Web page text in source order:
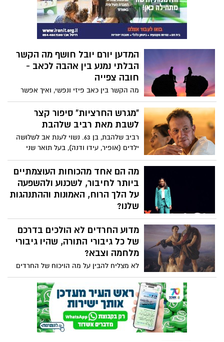
המדען יורם יובל חושף מה הקשר
הבלתי נמנע בין אהבה לכאב -
חובה צפייה
מה הקשר בין כאב פיזי ונפשי, ואיך אפשר
להקל על שניהם? הרצאתו של המדען יורם
יובל חושפת כיצד חוויות האהבה, האובדן
והכאב שלך שלובות זה בזה. יובל שופך אור
והקולטנים לאופיואידים במוח שלך כדי להקל
על סבל פיזי ורגשי - ומראה כיצד הקשר הזה
בריאות הנפש ורווחה.
"מגרש החרציות" סיפור קצר
לשבת מאת רביב שלהבת
רביב שלהבת, בן 63. נשוי לענת אב לשלושה
ילדים (אופיר, עידו ודנה), בעל תואר שני
בחינוך, מורה ורכז הספורט במקיף ז' ומורה
בבית הספר "גוונים" לחינוך מיוחד משתף את
אשדוד נט בסיפור קצר לשבת פרי עטו "מגרש
החרציות"
מה הם אחד מהכוחות העוצמתיים
ביותר לחיבור, לשכנוע ולהשפעה
על הלך הרוח, האמונות וההתנהגות
שלנו?
מאז ומעולם סיפורים כישפו אותנו, מציתים
את הדמיון ומובילים למחוזות רחוקים. ד"ר
קלי ד. פרקר, מומחית לתקשורת, מסבירה
שסיפורים הם הרבה יותר ממדיום בידורי: "הם
לשכנוע ולהשפעה על הלך הרוח, האמונות
וההתנהגות שלנו". בהרצאת TED שלה, פרקר
מציגה את שלושת כללי הזהב שלה לרקיחת
סיפור מרתק: "המרדף", "התמונה" ו"ההצעה".
כללים אלה מקנים לסיפור בולטות וזכירות,
ומגבירים את הסיכויים לשיתוף פעולה מצד
המאזינים.
מדוע החרדים לא הולכים בדרכם
של כל גיבורי התורה, שהיו גיבורי
מלחמה וצבא?
לא מצליח להבין על מה הויכוח של החרדים
נגד גיוס בני הישובות.... הרי ספר הספרים
הקדוש, רווי סיפורי גבורה, אומץ לב וחירוף
נפש. על עשרות ואף מאות מלכים, שרי צבא,
נביאים ושופטים שנלחמו בשדות הקטל
והקרב של ארץ כנען, למען עם ישראל והם
מוזכרים בהערצה בתנך: